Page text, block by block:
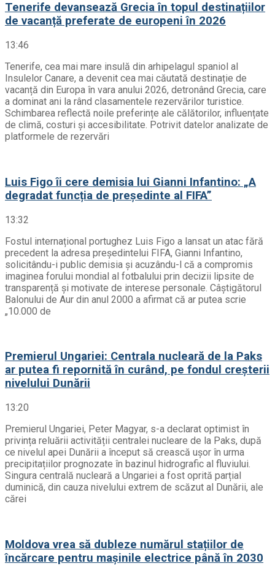
Tenerife devansează Grecia în topul destinațiilor
de vacanță preferate de europeni în 2026
13:46
Tenerife, cea mai mare insulă din arhipelagul spaniol al
Insulelor Canare, a devenit cea mai căutată destinație de
vacanță din Europa în vara anului 2026, detronând Grecia, care
a dominat ani la rând clasamentele rezervărilor turistice.
Schimbarea reflectă noile preferințe ale călătorilor, influențate
de climă, costuri și accesibilitate. Potrivit datelor analizate de
platformele de rezervări
Luis Figo îi cere demisia lui Gianni Infantino: „A
degradat funcția de președinte al FIFA”
13:32
Fostul internațional portughez Luis Figo a lansat un atac fără
precedent la adresa președintelui FIFA, Gianni Infantino,
solicitându-i public demisia și acuzându-l că a compromis
imaginea forului mondial al fotbalului prin decizii lipsite de
transparență și motivate de interese personale. Câștigătorul
Balonului de Aur din anul 2000 a afirmat că ar putea scrie
„10.000 de
Premierul Ungariei: Centrala nucleară de la Paks
ar putea fi repornită în curând, pe fondul creșterii
nivelului Dunării
13:20
Premierul Ungariei, Peter Magyar, s-a declarat optimist în
privința reluării activității centralei nucleare de la Paks, după
ce nivelul apei Dunării a început să crească ușor în urma
precipitațiilor prognozate în bazinul hidrografic al fluviului.
Singura centrală nucleară a Ungariei a fost oprită parțial
duminică, din cauza nivelului extrem de scăzut al Dunării, ale
cărei
Moldova vrea să dubleze numărul stațiilor de
încărcare pentru mașinile electrice până în 2030